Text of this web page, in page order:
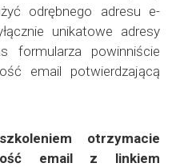
odrębnego adresu e-
unikatowe adresy
formularza powinniście
email potwierdzającą
otrzymacie
email z linkiem